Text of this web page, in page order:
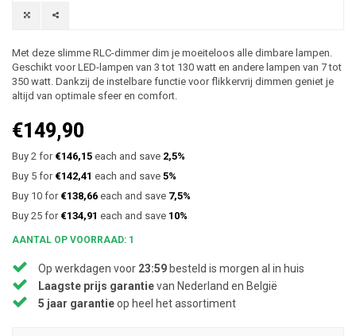
Met deze slimme RLC-dimmer dim je moeiteloos alle dimbare lampen.
Geschikt voor LED-lampen van 3 tot 130 watt en andere lampen van 7 tot
350 watt. Dankzij de instelbare functie voor flikkervrij dimmen geniet je
altijd van optimale sfeer en comfort.
€149,90
Buy 2 for €146,15 each and save 2,5%
Buy 5 for €142,41 each and save 5%
Buy 10 for €138,66 each and save 7,5%
Buy 25 for €134,91 each and save 10%
AANTAL OP VOORRAAD: 1
Op werkdagen voor 23:59 besteld is morgen al in huis
Laagste prijs garantievan Nederland en België
5 jaar garantieop heel het assortiment